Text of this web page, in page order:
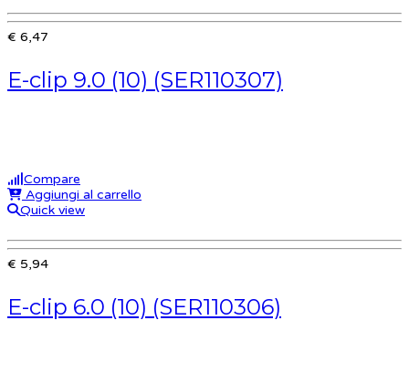
€ 6,47
E-clip 9.0 (10) (SER110307)
Compare
Aggiungi al carrello
Quick view
€ 5,94
E-clip 6.0 (10) (SER110306)